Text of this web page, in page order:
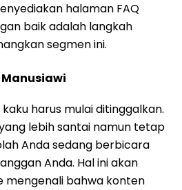
halaman FAQ
baik adalah langkah
segmen ini.
harus mulai ditinggalkan.
lebih santai namun tetap
Anda sedang berbicara
Anda. Hal ini akan
mengenali bahwa konten